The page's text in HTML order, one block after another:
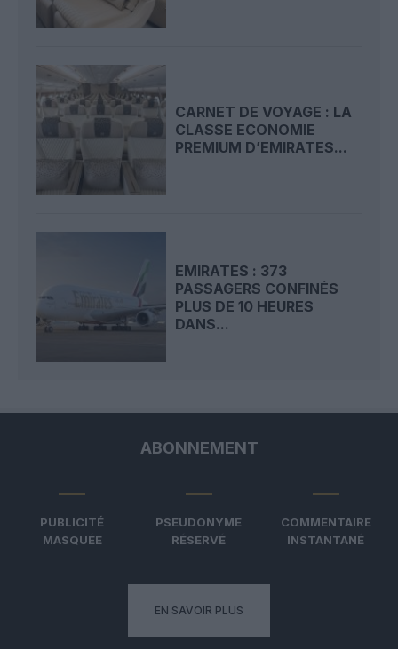
CARNET DE VOYAGE : LA
CLASSE ECONOMIE
PREMIUM D’EMIRATES...
EMIRATES : 373
PASSAGERS CONFINÉS
PLUS DE 10 HEURES
DANS...
ABONNEMENT
PUBLICITÉ
MASQUÉE
PSEUDONYME
RÉSERVÉ
COMMENTAIRE
INSTANTANÉ
EN SAVOIR PLUS